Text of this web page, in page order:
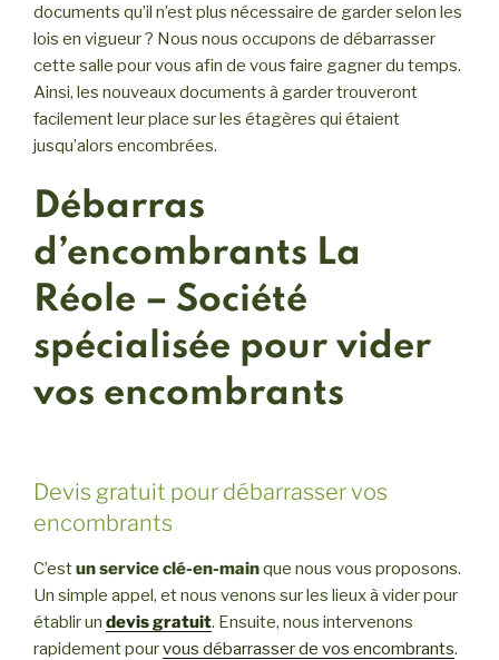
documents qu’il n’est plus nécessaire de garder selon les
lois en vigueur ? Nous nous occupons de débarrasser
cette salle pour vous afin de vous faire gagner du temps.
Ainsi, les nouveaux documents à garder trouveront
facilement leur place sur les étagères qui étaient
jusqu’alors encombrées.
Débarras
d’encombrants La
Réole – Société
spécialisée pour vider
vos encombrants
Devis gratuit pour débarrasser vos
encombrants
C’estun service clé-en-mainque nous vous proposons.
Un simple appel, et nous venons sur les lieux à vider pour
établir un devis gratuit. Ensuite, nous intervenons
rapidement pourvous débarrasser de vos encombrants.